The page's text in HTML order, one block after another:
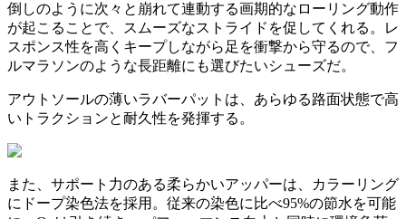
倒しのように次々と崩れて連動する画期的なローリング動作
が起こることで、スムーズなストライドを促してくれる。レ
スポンス性を高くキープしながら足を衝撃から守るので、フ
ルマラソンのような長距離にも選びたいシューズだ。
アウトソールの薄いラバーパットは、あらゆる路面状態で高
いトラクションと耐久性を発揮する。
また、サポート力のある柔らかいアッパーは、カラーリング
にドープ染色法を採用。従来の染色に比べ95%の節水を可能